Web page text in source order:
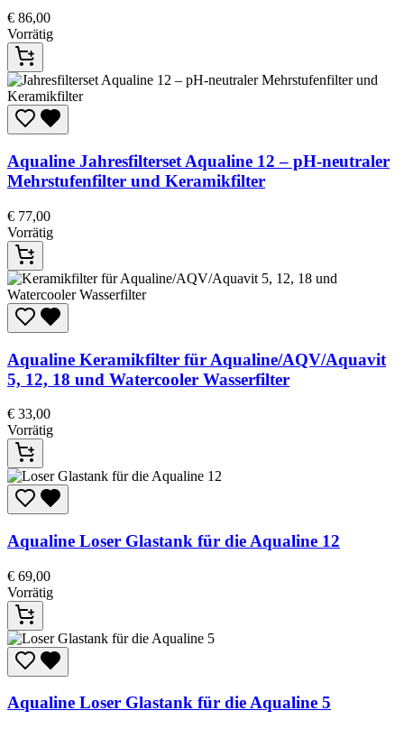
€ 86,00
Vorrätig
Aqualine Jahresfilterset Aqualine 12 – pH-neutraler
Mehrstufenfilter und Keramikfilter
€ 77,00
Vorrätig
Aqualine Keramikfilter für Aqualine/AQV/Aquavit
5, 12, 18 und Watercooler Wasserfilter
€ 33,00
Vorrätig
Aqualine Loser Glastank für die Aqualine 12
€ 69,00
Vorrätig
Aqualine Loser Glastank für die Aqualine 5